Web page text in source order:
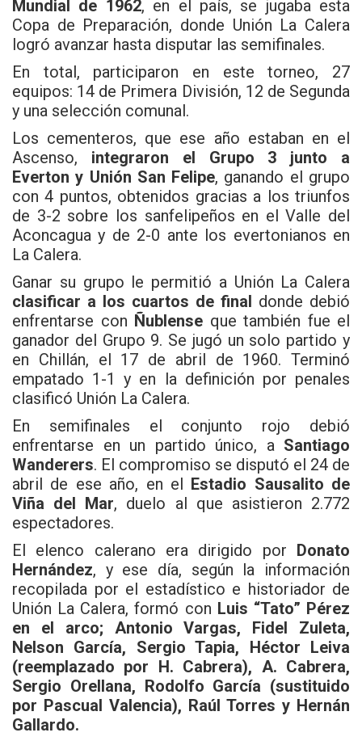
Mundial de 1962, en el país, se jugaba esta
Copa de Preparación, donde Unión La Calera
logró avanzar hasta disputar las semifinales.
En total, participaron en este torneo, 27
equipos: 14 de Primera División, 12 de Segunda
y una selección comunal.
Los cementeros, que ese año estaban en el
Ascenso, integraron el Grupo 3 junto a
Everton y Unión San Felipe, ganando el grupo
con 4 puntos, obtenidos gracias a los triunfos
de 3-2 sobre los sanfelipeños en el Valle del
Aconcagua y de 2-0 ante los evertonianos en
La Calera.
Ganar su grupo le permitió a Unión La Calera
clasificar a los cuartos de final donde debió
enfrentarse con Ñublense que también fue el
ganador del Grupo 9. Se jugó un solo partido y
en Chillán, el 17 de abril de 1960. Terminó
empatado 1-1 y en la definición por penales
clasificó Unión La Calera.
En semifinales el conjunto rojo debió
enfrentarse en un partido único, a Santiago
Wanderers. El compromiso se disputó el 24 de
abril de ese año, en el Estadio Sausalito de
Viña del Mar, duelo al que asistieron 2.772
espectadores.
El elenco calerano era dirigido por Donato
Hernández, y ese día, según la información
recopilada por el estadístico e historiador de
Unión La Calera, formó con Luis “Tato” Pérez
en el arco; Antonio Vargas, Fidel Zuleta,
Nelson García, Sergio Tapia, Héctor Leiva
(reemplazado por H. Cabrera), A. Cabrera,
Sergio Orellana, Rodolfo García (sustituido
por Pascual Valencia), Raúl Torres y Hernán
Gallardo.